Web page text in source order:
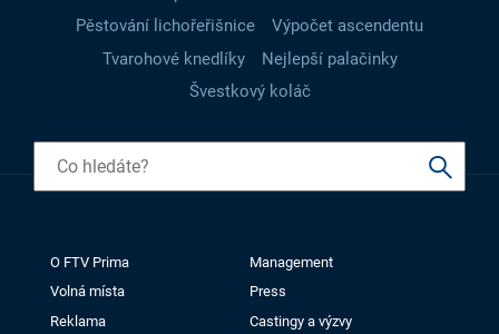
Pěstování lichořeřišnice
Výpočet ascendentu
Tvarohové knedlíky
Nejlepší palačinky
Švestkový koláč
O FTV Prima
Management
Volná místa
Press
Reklama
Castingy a výzvy